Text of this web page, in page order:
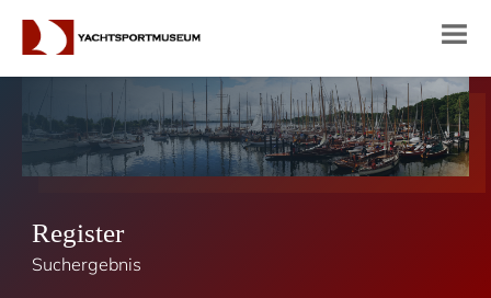
Register
Suchergebnis